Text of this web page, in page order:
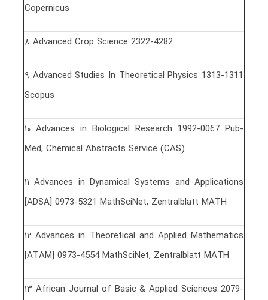
Copernicus
٨ Advanced Crop Science 2322-4282
٩ Advanced Studies In Theoretical Physics 1313-1311
Scopus
١٠ Advances in Biological Research 1992-0067 Pub-
Med, Chemical Abstracts Service (CAS)
١١ Advances in Dynamical Systems and Applications
[ADSA] 0973-5321 MathSciNet, Zentralblatt MATH
١٢ Advances in Theoretical and Applied Mathematics
[ATAM] 0973-4554 MathSciNet, Zentralblatt MATH
١٣ African Journal of Basic & Applied Sciences 2079-